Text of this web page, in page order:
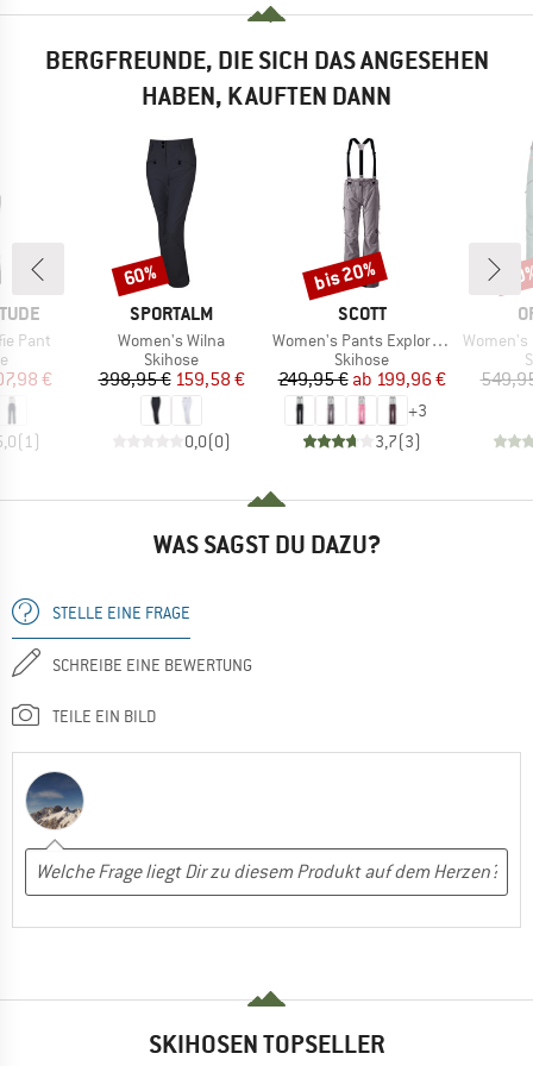
BERGFREUNDE, DIE SICH DAS ANGESEHEN
HABEN, KAUFTEN DANN
Pant
Preis
€
(1 )
MARKE
SPORTALM
Artikel
Women's Wilna
Produktgruppe
Skihose
Preis
398,95 €reduzierter Preis
159,58 €
0,0(0)
Rabatt
60%
MARKE
SCOTT
Artikel
Women's Pants Explorair 3L
Produktgruppe
Skihose
Preis
249,95 € reduzierter Preis
ab 199,96 €
+3
3,7(3)
Rabatt
bis 20%
Artikel
Women's 3L
WAS SAGST DU DAZU?
STELLE EINE FRAGE
SCHREIBE EINE BEWERTUNG
TEILE EIN BILD
SKIHOSEN TOPSELLER